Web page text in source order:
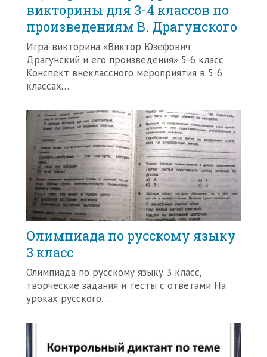
викторины для 3-4 классов по
произведениям В. Драгунского
Игра-викторина «Виктор Юзефович
Драгунский и его произведения» 5-6 класс
Конспект внеклассного мероприятия в 5-6
классах…
Олимпиада по русскому языку
3 класс
Олимпиада по русскому языку 3 класс,
творческие задания и тесты с ответами На
уроках русского…